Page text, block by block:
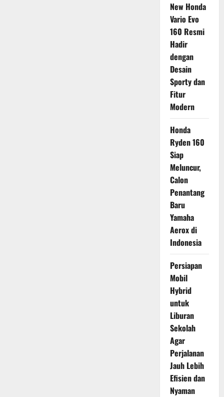
New Honda
Vario Evo
160 Resmi
Hadir
dengan
Desain
Sporty dan
Fitur
Modern
Honda
Ryden 160
Siap
Meluncur,
Calon
Penantang
Baru
Yamaha
Aerox di
Indonesia
Persiapan
Mobil
Hybrid
untuk
Liburan
Sekolah
Agar
Perjalanan
Jauh Lebih
Efisien dan
Nyaman